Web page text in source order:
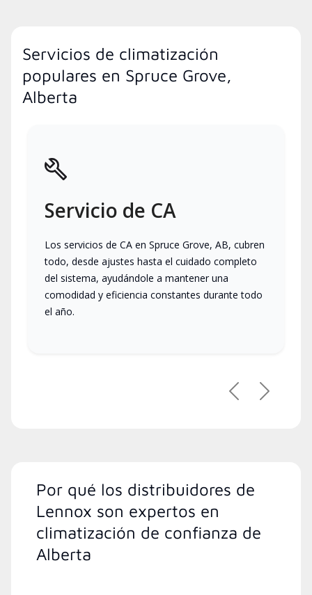
Servicios de climatización
populares en Spruce Grove,
Alberta
Servicio de CA
Los servicios de CA en Spruce Grove, AB, cubren
todo, desde ajustes hasta el cuidado completo
del sistema, ayudándole a mantener una
comodidad y eficiencia constantes durante todo
el año.
PreviousNext
Por qué los distribuidores de
Lennox son expertos en
climatización de confianza de
Alberta